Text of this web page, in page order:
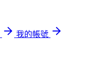
我的帳號